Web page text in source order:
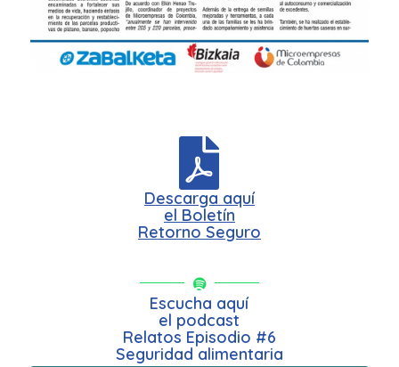
Descarga aquí
el Boletín
Retorno Seguro
Escucha aquí
el podcast
Relatos Episodio #6
Seguridad alimentaria